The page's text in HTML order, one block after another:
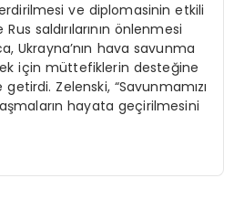
ve diplomasinin etkili
saldırılarının önlenmesi
Ukrayna’nın hava savunma
için müttefiklerin desteğine
Zelenski, “Savunmamızı
hayata geçirilmesini